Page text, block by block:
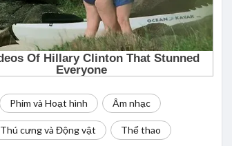
Phim và Hoạt hình Âm nhạc
Thú cưng và Động vật Thể thao